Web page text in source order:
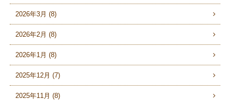
2026年3月 (8)
2026年2月 (8)
2026年1月 (8)
2025年12月 (7)
2025年11月 (8)